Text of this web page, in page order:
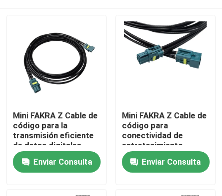
Mini FAKRA Z Cable de
código para la
transmisión eficiente
de datos digitales
Enviar Consulta
Mini FAKRA Z Cable de
código para
conectividad de
entretenimiento
estable en el asiento
traseroEnviar Consulta